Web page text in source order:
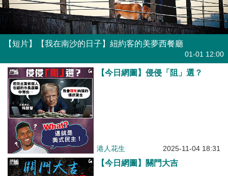
【短片】【我在南沙的日子】紐約客的美夢西餐廳
01-01 12:00
【今日網圖】侵侵「阻」選？
港人花生 2025-11-04 18:31
【今日網圖】關門大吉